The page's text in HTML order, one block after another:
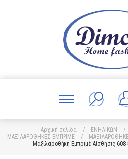
Αρχική σελίδα / ΕΝΗΛΙΚΩΝ /
ΜΑΞΙΛΑΡΟΘΗΚΕΣ ΕΜΠΡΙΜΕ
/
Μαξιλαροθήκη Εμπριμέ Αίσθησις 608